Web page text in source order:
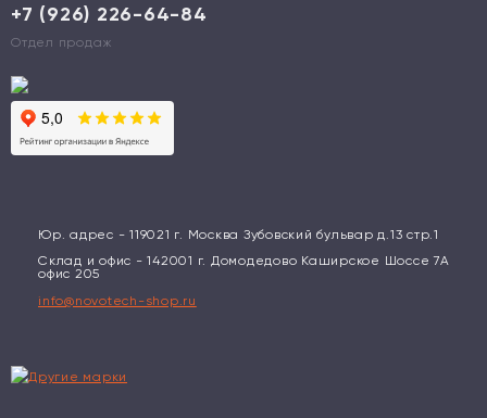
+7 (926) 226-64-84
Отдел продаж
Юр. адрес - 119021 г. Москва Зубовский бульвар д.13 стр.1
Склад и офис - 142001 г. Домодедово Каширское Шоссе 7А
офис 205
info@novotech-shop.ru